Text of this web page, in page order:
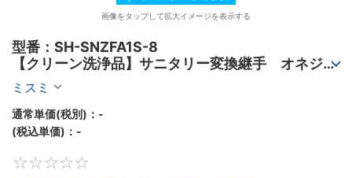
画像をタップして拡大イメージを表示する
型番：SH-SNZFA1S-8
【クリーン洗浄品】サニタリー変換継手　オネジタ
イプ SUS304 フェルールタイプ
ミスミ
通常単価(税別)： -
(税込単価)： -